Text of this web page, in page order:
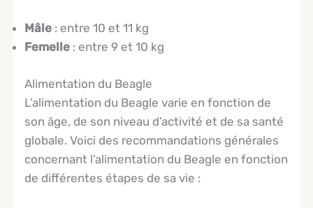
Mâle : entre 10 et 11 kg
Femelle : entre 9 et 10 kg
Alimentation du Beagle
L’alimentation du Beagle varie en fonction de
son âge, de son niveau d’activité et de sa santé
globale. Voici des recommandations générales
concernant l’alimentation du Beagle en fonction
de différentes étapes de sa vie :